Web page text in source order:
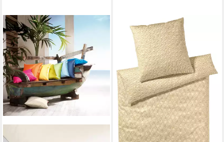
ELEGANTE
Bettwäsche Maison Arcs,
Mako-Satin, 2 teilig,
angenehmes Hautgefühl
ab 104,14 € UVP149,00 €
-30%
lieferbar - in 6-8 Werktagen bei dir